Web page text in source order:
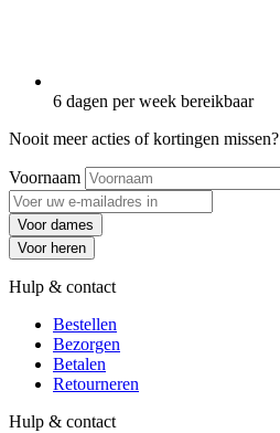
6 dagen per week bereikbaar
Nooit meer acties of kortingen missen?
Voornaam
Voor dames
Voor heren
Hulp & contact
Bestellen
Bezorgen
Betalen
Retourneren
Hulp & contact